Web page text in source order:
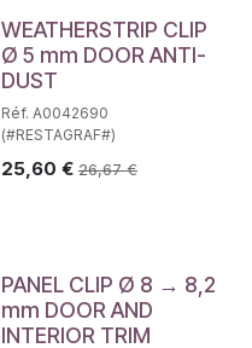
WEATHERSTRIP CLIP
Ø 5 mm DOOR ANTI-
DUST
Réf. A0042690
(#RESTAGRAF#)
25,60 € 26,67€
PANEL CLIP Ø 8 → 8,2
mm DOOR AND
INTERIOR TRIM